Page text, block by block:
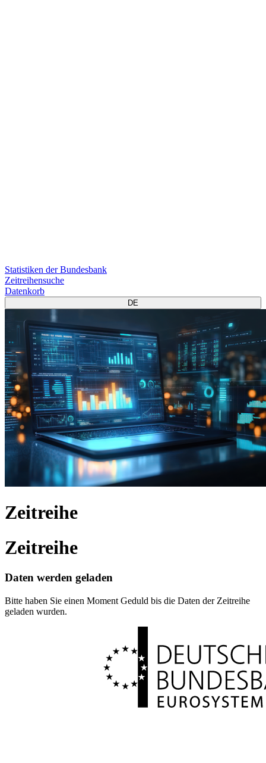
Statistiken der Bundesbank
Zeitreihensuche
Datenkorb
DE
Zeitreihe
Zeitreihe
Daten werden geladen
Bitte haben Sie einen Moment Geduld bis die Daten der Zeitreihe
geladen wurden.